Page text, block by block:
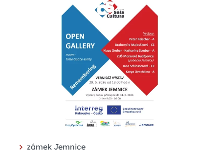
zámek Jemnice